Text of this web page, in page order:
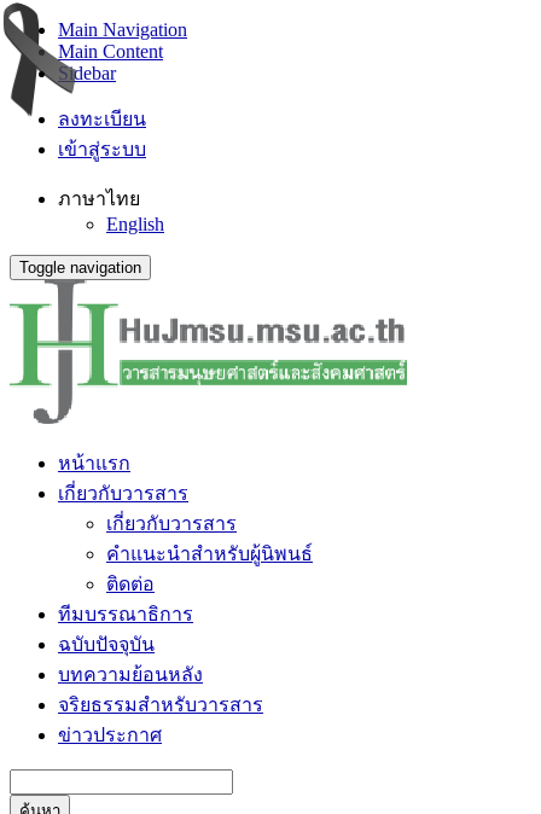
Main Navigation
Main Content
Sidebar
ลงทะเบียน
เข้าสู่ระบบ
ภาษาไทย
English
Toggle navigation
หน้าแรก
เกี่ยวกับวารสาร
เกี่ยวกับวารสาร
คำแนะนำสำหรับผู้นิพนธ์
ติดต่อ
ทีมบรรณาธิการ
ฉบับปัจจุบัน
บทความย้อนหลัง
จริยธรรมสำหรับวารสาร
ข่าวประกาศ